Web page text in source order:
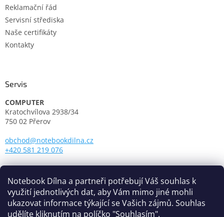
Notebook Dílna a partneři potřebují Váš souhlas k
využití jednotlivých dat, aby Vám mimo jiné mohli
ukazovat informace týkající se Vašich zájmů. Souhlas
udělíte kliknutím na políčko "Souhlasím".
Reklamační řád
Servisní střediska
Naše certifikáty
Kontakty
Servis
COMPUTER
Kratochvílova 2938/34
750 02 Přerov
obchod@notebookdilna.cz
+420 581 219 076
Otevírací doba:
Pondělí - Pátek: 9.00 - 17.00